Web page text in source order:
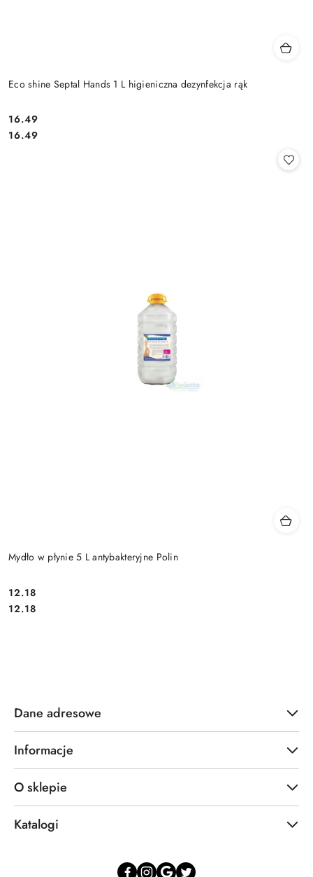
Eco shine Septal Hands 1 L higieniczna dezynfekcja rąk
Cena:
16.49
Cena:
16.49
Mydło w płynie 5 L antybakteryjne Polin
Cena:
12.18
Cena:
12.18
Dane adresowe
Informacje
O sklepie
Katalogi